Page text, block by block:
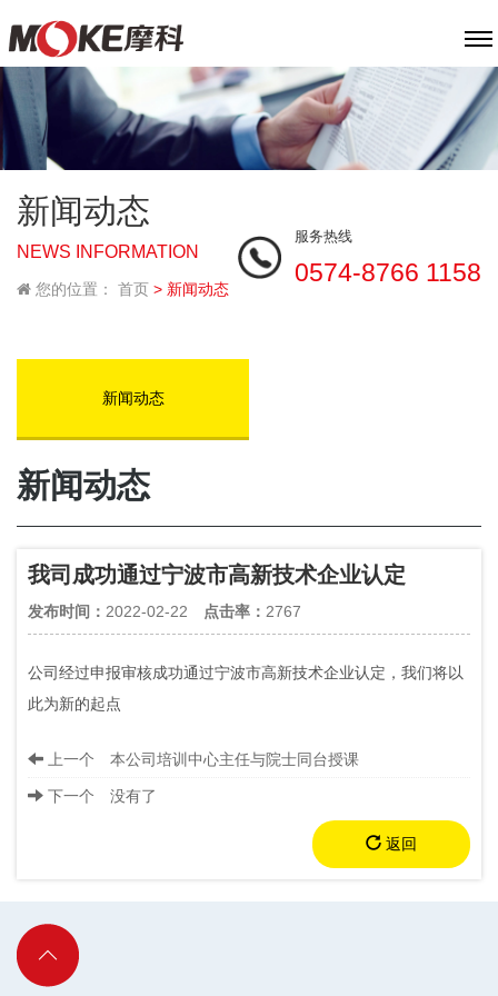
新闻动态
NEWS INFORMATION
您的位置： 首页 > 新闻动态
服务热线
0574-8766 1158
新闻动态
新闻动态
我司成功通过宁波市高新技术企业认定
发布时间： 2022-02-22 点击率： 2767
公司经过申报审核成功通过宁波市高新技术企业认定，我们将以
此为新的起点
上一个 本公司培训中心主任与院士同台授课
下一个 没有了
返回